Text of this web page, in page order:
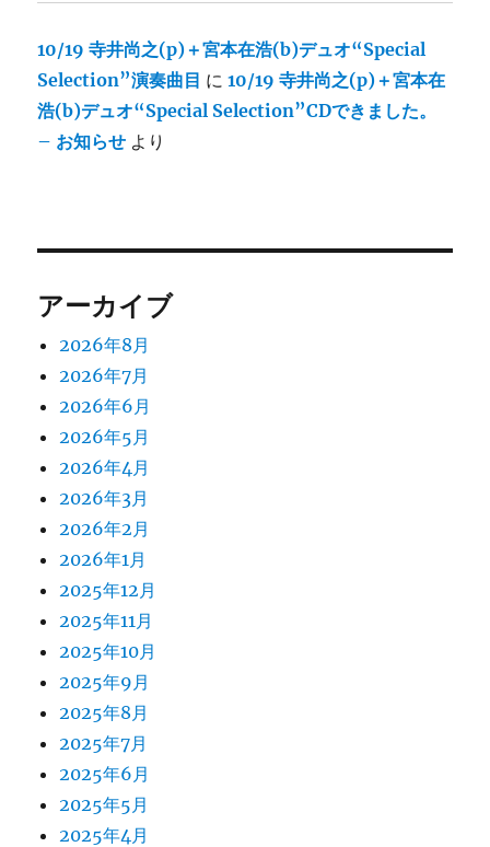
10/19 寺井尚之(p)＋宮本在浩(b)デュオ“Special
Selection”演奏曲目 に10/19 寺井尚之(p)＋宮本在
浩(b)デュオ“Special Selection”CDできました。
– お知らせ より
アーカイブ
2026年8月
2026年7月
2026年6月
2026年5月
2026年4月
2026年3月
2026年2月
2026年1月
2025年12月
2025年11月
2025年10月
2025年9月
2025年8月
2025年7月
2025年6月
2025年5月
2025年4月